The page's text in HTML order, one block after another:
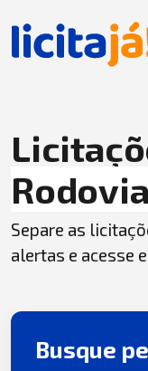
Separe as
alertas e acesse
Busque